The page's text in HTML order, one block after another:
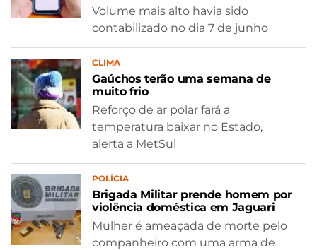
Volume mais alto havia sido
contabilizado no dia 7 de junho
CLIMA
Gaúchos terão uma semana de
muito frio
Reforço de ar polar fará a
temperatura baixar no Estado,
alerta a MetSul
POLÍCIA
Brigada Militar prende homem por
violência doméstica em Jaguari
Mulher é ameaçada de morte pelo
companheiro com uma arma de